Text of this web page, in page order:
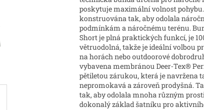
poskytuje maximální volnost
konstruována tak, aby odolala
podmínkám a náročnému terénu.
Short je plná praktických funkcí, je
větruodolná, takže je ideální volbou
na horách nebo outdoorové
vybavena membránou Deer-Tex®
pětiletou zárukou, která je navržena
nepromokavá a zároveň prodyšná.
tak, aby odolala mnoha různým
dokonalý základ šatníku pro